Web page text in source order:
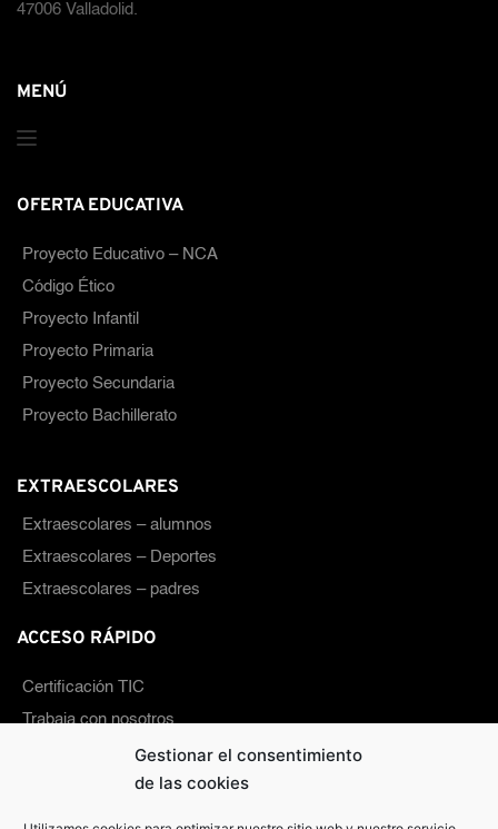
Gestionar el consentimiento
de las cookies
47006 Valladolid.
MENÚ
OFERTA EDUCATIVA
Proyecto Educativo – NCA
Código Ético
Proyecto Infantil
Proyecto Primaria
Proyecto Secundaria
Proyecto Bachillerato
EXTRAESCOLARES
Extraescolares – alumnos
Extraescolares – Deportes
Extraescolares – padres
ACCESO RÁPIDO
Certificación TIC
Trabaja con nosotros